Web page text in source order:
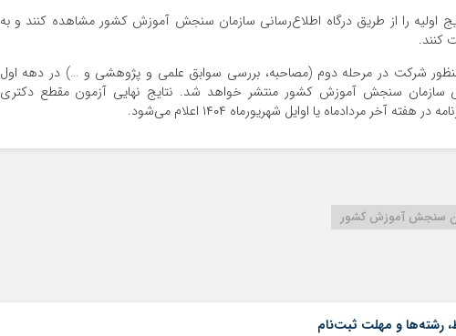
اولیه را از طریق درگاه اطلاع‌رسانی سازمان سنجش آموزش کشور مشاهده کنند و به
کنند.
شرکت در مرحله دوم (مصاحبه، بررسی سوابق علمی و پژوهشی و …) در دهه اول
اطلاع‌رسانی سازمان سنجش آموزش کشور منتشر خواهد شد. نتایج نهایی آزمون مقطع دکتری
سنجش آموزش کشور
رشته‌ها و مهلت ثبت‌نام